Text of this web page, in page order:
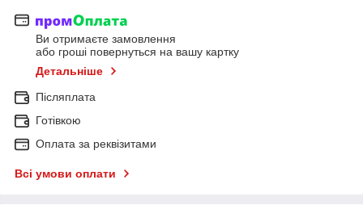
Ви отримаєте замовлення
або гроші повернуться на вашу картку
Детальніше
Післяплата
Готівкою
Оплата за реквізитами
Всі умови оплати